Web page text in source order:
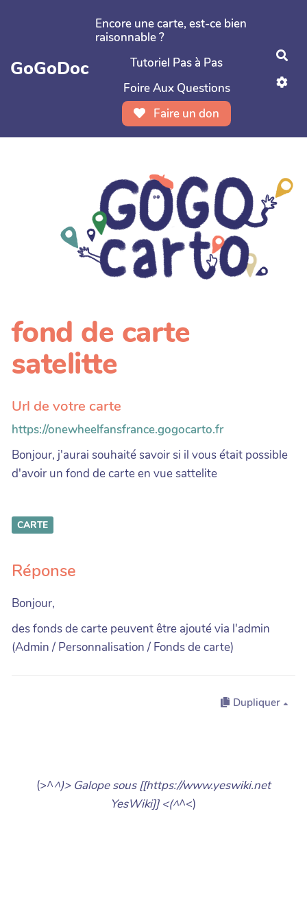
Aller au contenu principal
GoGoDoc
Encore une carte, est-ce bien
raisonnable ?
Tutoriel Pas à Pas
Foire Aux Questions
Faire un don
fond de carte
satelitte
Url de votre carte
https://onewheelfansfrance.gogocarto.fr
Bonjour, j'aurai souhaité savoir si il vous était possible
d'avoir un fond de carte en vue sattelite
CARTE
Réponse
Bonjour,
des fonds de carte peuvent être ajouté via l'admin
(Admin / Personnalisation / Fonds de carte)
Dupliquer
(>^^)> Galope sous [[https://www.yeswiki.net
YesWiki]] <(^^<)